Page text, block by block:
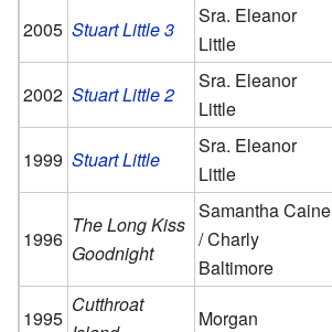
2005 Stuart Little 3
Sra. Eleanor
Little
2002 Stuart Little 2
Sra. Eleanor
Little
1999 Stuart Little
Sra. Eleanor
Little
1996
The Long Kiss
Goodnight
Samantha Caine
/ Charly
Baltimore
1995
Cutthroat
Morgan